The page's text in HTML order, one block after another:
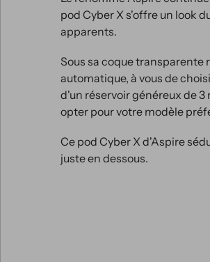
pod Cyber X s'offre un look
apparents.
Sous sa coque transparente
automatique, à vous de
d'un réservoir généreux de 3
opter pour votre modèle
Ce pod Cyber X d'Aspire
juste en dessous.